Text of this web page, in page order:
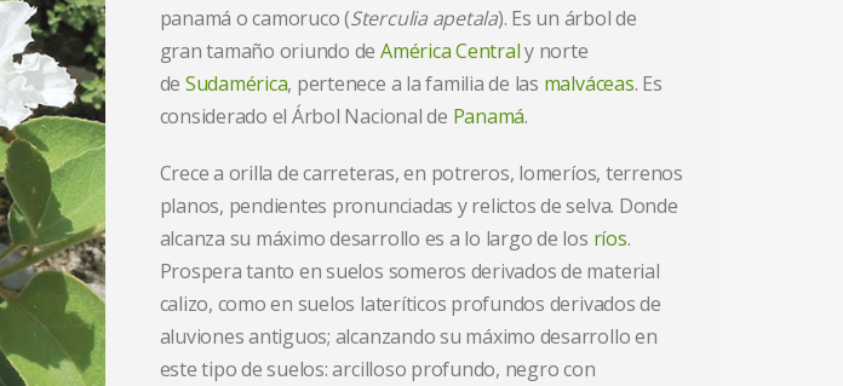
panamá o camoruco (Sterculia apetala). Es un árbol de
gran tamaño oriundo de América Centraly norte
de Sudamérica, pertenece a la familia de las malváceas. Es
considerado el Árbol Nacional de Panamá.
Crece a orilla de carreteras, en potreros, lomeríos, terrenos
planos, pendientes pronunciadas y relictos de selva. Donde
alcanza su máximo desarrollo es a lo largo de los ríos.
Prospera tanto en suelos someros derivados de material
calizo, como en suelos lateríticos profundos derivados de
aluviones antiguos; alcanzando su máximo desarrollo en
este tipo de suelos: arcilloso profundo, negro con